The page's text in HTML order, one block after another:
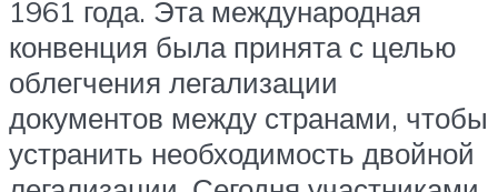
1961 года. Эта международная
конвенция была принята с целью
облегчения легализации
документов между странами, чтобы
устранить необходимость двойной